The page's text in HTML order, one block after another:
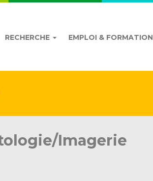
RECHERCHE EMPLOI & FORMATION
Imagerie